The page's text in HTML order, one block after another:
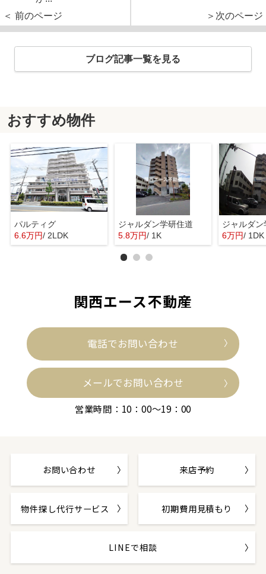
＜ 前のページ
＞次のページ
ブログ記事一覧を見る
おすすめ物件
パルティグ
6.6万円/ 2LDK
ジャルダン学研住道
5.8万円/ 1K
ジャルダン
6万円/ 1DK
関西エース不動産
電話でお問い合わせ
メールでお問い合わせ
営業時間：10：00～19：00
お問い合わせ 来店予約
物件探し代行サービス 初期費用見積もり
LINEで相談